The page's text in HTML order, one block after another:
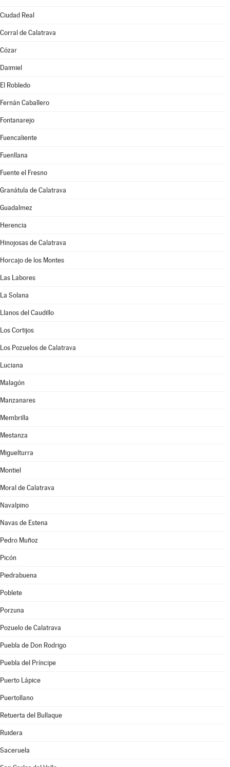
Ciudad Real
Corral de Calatrava
Cózar
Daimiel
El Robledo
Fernán Caballero
Fontanarejo
Fuencaliente
Fuenllana
Fuente el Fresno
Granátula de Calatrava
Guadalmez
Herencia
Hinojosas de Calatrava
Horcajo de los Montes
Las Labores
La Solana
Llanos del Caudillo
Los Cortijos
Los Pozuelos de Calatrava
Luciana
Malagón
Manzanares
Membrilla
Mestanza
Miguelturra
Montiel
Moral de Calatrava
Navalpino
Navas de Estena
Pedro Muñoz
Picón
Piedrabuena
Poblete
Porzuna
Pozuelo de Calatrava
Puebla de Don Rodrigo
Puebla del Príncipe
Puerto Lápice
Puertollano
Retuerta del Bullaque
Ruidera
Saceruela